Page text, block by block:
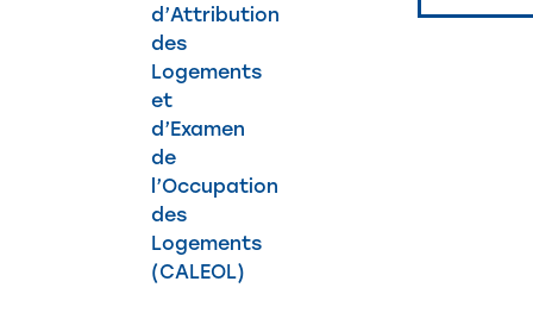
d’Attribution
des
Logements
et
d’Examen
de
l’Occupation
des
Logements
(CALEOL)